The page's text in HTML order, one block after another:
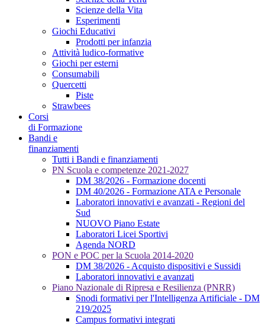
Scienze della Vita
Esperimenti
Giochi Educativi
Prodotti per infanzia
Attività ludico-formative
Giochi per esterni
Consumabili
Quercetti
Piste
Strawbees
Corsi
di Formazione
Bandi e
finanziamenti
Tutti i Bandi e finanziamenti
PN Scuola e competenze 2021-2027
DM 38/2026 - Formazione docenti
DM 40/2026 - Formazione ATA e Personale
Laboratori innovativi e avanzati - Regioni del
Sud
NUOVO Piano Estate
Laboratori Licei Sportivi
Agenda NORD
PON e POC per la Scuola 2014-2020
DM 38/2026 - Acquisto dispositivi e Sussidi
Laboratori innovativi e avanzati
Piano Nazionale di Ripresa e Resilienza (PNRR)
Snodi formativi per l'Intelligenza Artificiale - DM
219/2025
Campus formativi integrati